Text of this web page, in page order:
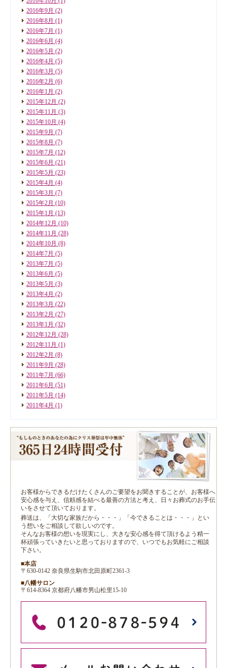
2016年9月 (2)
2016年8月 (1)
2016年7月 (1)
2016年6月 (4)
2016年5月 (2)
2016年4月 (5)
2016年3月 (5)
2016年2月 (6)
2016年1月 (2)
2015年12月 (2)
2015年11月 (3)
2015年10月 (4)
2015年9月 (7)
2015年8月 (7)
2015年7月 (12)
2015年6月 (21)
2015年5月 (23)
2015年4月 (4)
2015年3月 (7)
2015年2月 (10)
2015年1月 (13)
2014年12月 (10)
2014年11月 (28)
2014年10月 (8)
2014年7月 (5)
2013年7月 (5)
2013年6月 (5)
2013年5月 (3)
2013年4月 (2)
2013年3月 (22)
2013年2月 (27)
2013年1月 (32)
2012年12月 (28)
2012年11月 (1)
2012年2月 (8)
2011年9月 (28)
2011年7月 (66)
2011年6月 (51)
2011年5月 (14)
2011年4月 (1)
お客様からできるだけたくさんのご要望をお聞きすることが、お客様へ
安心感を与え、信頼感を結べる最善の方法と考え、日々お葬式のお手伝
いをさせて頂いております。
葬送は、「大切な家族だから・・・」「今できることは・・・」とい
う想いをご相談して欲しいのです。
そんなお客様の想いを現実にし、大きな安心感を得て頂けるよう精一
杯頑張っていきたいと思っておりますので、いつでもお気軽にご相談
下さい。
■本店
〒630-0142 奈良県生駒市北田原町2361-3
■八幡サロン
〒614-8364 京都府八幡市男山松里15-10